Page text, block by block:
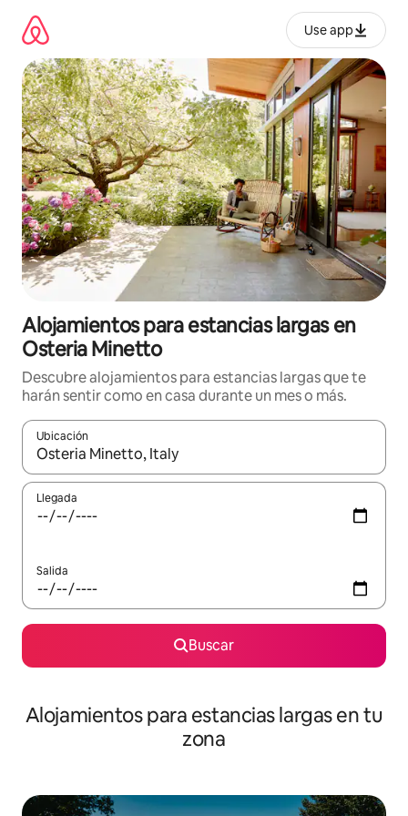
contenido
Use app
Alojamientos para estancias largas en
Osteria Minetto
Descubre alojamientos para estancias largas que te
harán sentir como en casa durante un mes o más.
Ubicación
Cuando los resultados estén disponibles, podrás navegar
Llegada
Salida
Buscar
Alojamientos para estancias largas en tu
zona